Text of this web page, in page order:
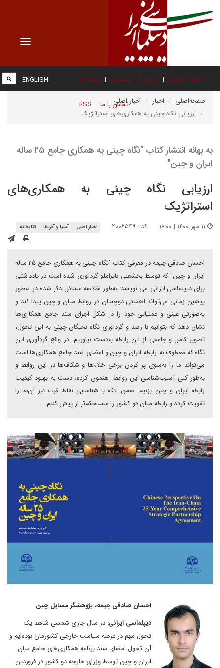
Toggle
صفحه نخست درباره ما عضویت پیوند ها
تماس با ما RSS
ENGLISH
صفحه‌اصلی اخبار
اخبار اصلی
ارزیابی نگاه چینی به همکاری‌های استراتژیک
به بهانه انتشار کتاب "نگاه چینی به همکاری جامع ۲۵ ساله
ایران و چین"
ارزیابی نگاه چینی به همکاری‌های
استراتژیک
کد : ۲۰۰۶۵۴۹ اخبار اصلی آسیا و آفریقا کتابخانه
احسان صادقی چیمه در معرفی کتاب "نگاه چینی به همکاری جامع ۲۵ ساله
ایران و چین" که توسط بخشعلی بایراملو گردآوری شده است در یادداشتی
برای دیپلماسی ایرانی می نویسد: به‌طور خلاصه مسائل ذکر شده در سطور
پیشین زمانی می‌تواند اهمیتی دوچندان در روابط میان و چین پیدا کند و
به‌صورتی عینی و عملیاتی خود را در شکل اجرای سند جامع همکاری‌ها
نشان دهد که بتوانیم با رصد و گردآوری نگاه نخبگان چینی به این تحول،
تصویر کامل و جامعی از این رابطه به‌دست بیاوریم. در واقع گردآوری این
نگاه که معطوف به رابطه ایران و چین و امضای سند جامع همکاری‌ها است
می‌تواند ما را به‌سوی پر کردن برخی خلاء‌ها و شکاف‌ها در این روابط و
به‌طور کلی آسیب‌شناسی این روابط رهنمون کرده، دست به بهبود کیفیت
رابطه ایران و چین بزنیم. ضمن آنکه با شناسایی نقاط قوت نیز آن‌ها را
تقویت کرده و رابطه میان دو کشور را مستحکم‌تر از پیش کنیم.
احسان صادقی چیمه، پژوهشگر مسایل چین
دیپلماسی ایرانی: در سال جاری شمسی شاهد یک
تحول مهم در عرصه سیاست خارجی کشورمان بوده‌ایم و
آن تحول امضای سند برنامه همکاری‌های جامع میان
ایران و چین توسط وزرای خارجه دو کشور در فروردین